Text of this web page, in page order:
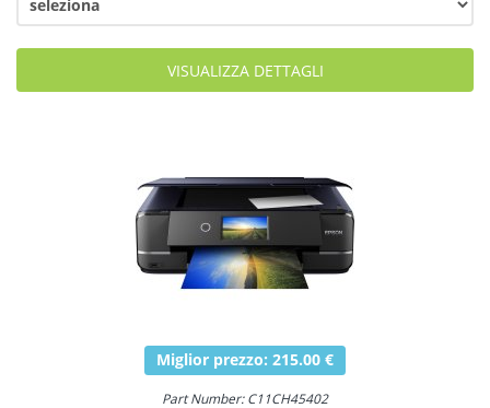
VISUALIZZA DETTAGLI
Miglior prezzo: 215.00 €
Part Number: C11CH45402